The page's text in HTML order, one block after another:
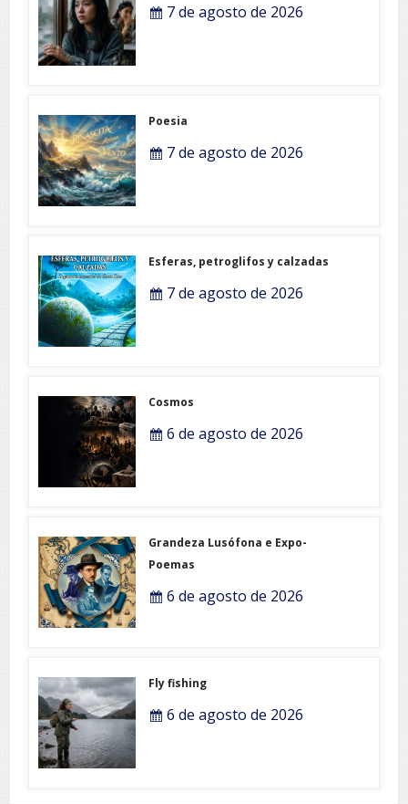
7 de agosto de 2026
Poesia
7 de agosto de 2026
Esferas, petroglifos y calzadas
7 de agosto de 2026
Cosmos
6 de agosto de 2026
Grandeza Lusófona e Expo-
Poemas
6 de agosto de 2026
Fly fishing
6 de agosto de 2026